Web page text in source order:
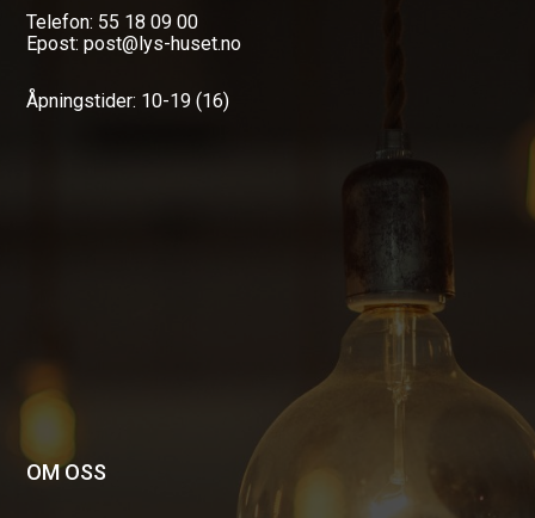
Telefon: 55 18 09 00
Epost: post@lys-huset.no
Åpningstider: 10-19 (16)
OM OSS